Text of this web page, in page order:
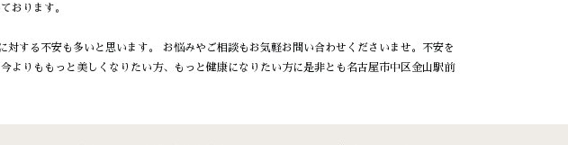
おります。
する不安も多いと思います。 お悩みやご相談もお気軽お問い合わせくださいませ。不安を
りももっと美しくなりたい方、もっと健康になりたい方に是非とも名古屋市中区金山駅前